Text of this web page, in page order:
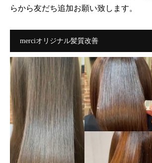
らから友だち追加お願い致します。
merciオリジナル髪質改善